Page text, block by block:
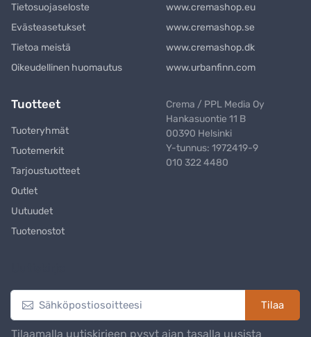
Tietosuojaseloste
Evästeasetukset
Tietoa meistä
Oikeudellinen huomautus
www.cremashop.eu
www.cremashop.se
www.cremashop.dk
www.urbanfinn.com
Tuotteet
Tuoteryhmät
Tuotemerkit
Tarjoustuotteet
Outlet
Uutuudet
Tuotenostot
Crema / PPL Media Oy
Hankasuontie 11 B
00390 Helsinki
Y-tunnus: 1972419-9
010 322 4480
Tilaa
Tilaamalla uutiskirjeen pysyt ajan tasalla uusista